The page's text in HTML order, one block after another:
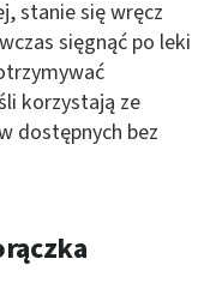
stanie się wręcz
sięgnąć po leki
korzystają ze
dostępnych bez